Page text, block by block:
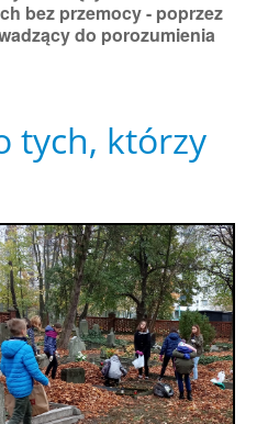
bez przemocy - poprzez
do porozumienia
tych, którzy